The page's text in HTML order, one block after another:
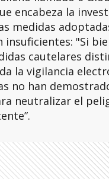
encabeza la
medidas
insuficientes: "Si
cautelares
la vigilancia
no han
neutralizar el